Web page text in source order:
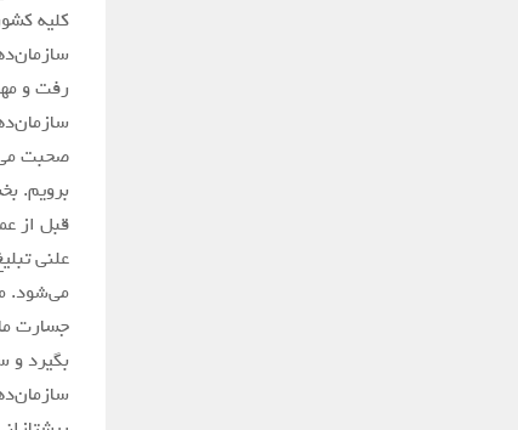
کلیه
رفت و
صحبت
برویم.
قبل از
علنی
می‌شود.
جسارت
بگیرد و